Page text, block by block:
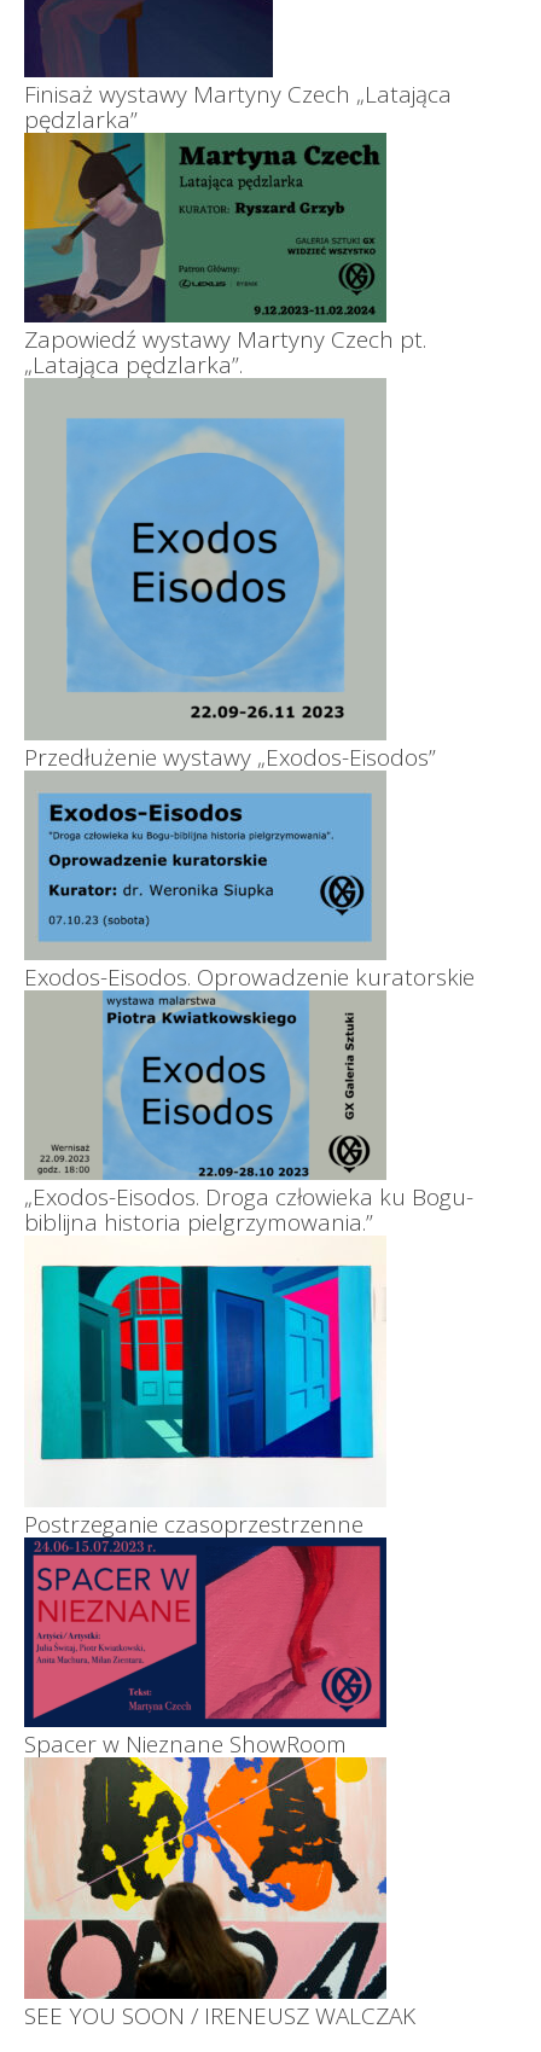
Finisaż wystawy Martyny Czech „Latająca
pędzlarka”
Zapowiedź wystawy Martyny Czech pt.
„Latająca pędzlarka”.
Przedłużenie wystawy „Exodos-Eisodos”
Exodos-Eisodos. Oprowadzenie kuratorskie
„Exodos-Eisodos. Droga człowieka ku Bogu-
biblijna historia pielgrzymowania.”
Postrzeganie czasoprzestrzenne
Spacer w Nieznane ShowRoom
SEE YOU SOON / IRENEUSZ WALCZAK